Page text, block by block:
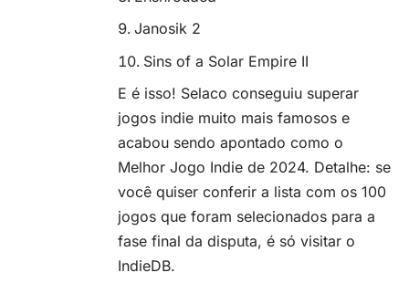
Janosik 2
Sins of a Solar Empire II
E é isso! Selaco conseguiu superar
jogos indie muito mais famosos e
acabou sendo apontado como o
Melhor Jogo Indie de 2024. Detalhe: se
você quiser conferir a lista com os 100
jogos que foram selecionados para a
fase final da disputa, é só visitar o
IndieDB.